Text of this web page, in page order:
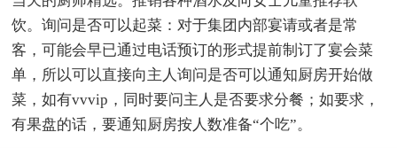
饮。询问是否可以起菜：对于集团内部宴请或者是常
客，可能会早已通过电话预订的形式提前制订了宴会菜
单，所以可以直接向主人询问是否可以通知厨房开始做
菜，如有vvvip，同时要问主人是否要求分餐；如要求，
有果盘的话，要通知厨房按人数准备“个吃”。